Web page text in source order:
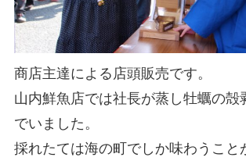
商店主達による店頭販売です。
山内鮮魚店では社長が蒸し牡蠣の殻
でいました。
採れたては海の町でしか味わうこと